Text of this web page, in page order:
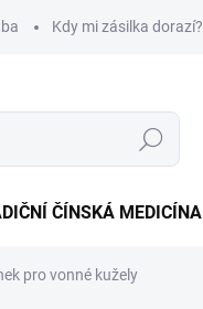
Kdy mi zásilka dorazí?
Hledat
ČÍNSKÁ MEDICÍNA
pro vonné kužely